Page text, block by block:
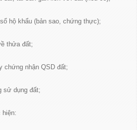
hộ khẩu (bản sao, chứng thực);
thửa đất;
chứng nhận QSD đất;
sử dụng đất;
hiện: